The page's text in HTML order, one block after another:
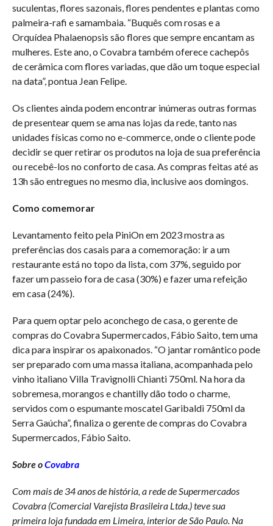
suculentas, flores sazonais, flores pendentes e plantas como
palmeira-rafi e samambaia. “Buquês com rosas e a
Orquídea Phalaenopsis são flores que sempre encantam as
mulheres. Este ano, o Covabra também oferece cachepôs
de cerâmica com flores variadas, que dão um toque especial
na data”, pontua Jean Felipe.
Os clientes ainda podem encontrar inúmeras outras formas
de presentear quem se ama nas lojas da rede, tanto nas
unidades físicas como no e-commerce, onde o cliente pode
decidir se quer retirar os produtos na loja de sua preferência
ou recebê-los no conforto de casa. As compras feitas até as
13h são entregues no mesmo dia, inclusive aos domingos.
Como comemorar
Levantamento feito pela PiniOn em 2023 mostra as
preferências dos casais para a comemoração: ir a um
restaurante está no topo da lista, com 37%, seguido por
fazer um passeio fora de casa (30%) e fazer uma refeição
em casa (24%).
Para quem optar pelo aconchego de casa, o gerente de
compras do Covabra Supermercados, Fábio Saito, tem uma
dica para inspirar os apaixonados. “O jantar romântico pode
ser preparado com uma massa italiana, acompanhada pelo
vinho italiano Villa Travignolli Chianti 750ml. Na hora da
sobremesa, morangos e chantilly dão todo o charme,
servidos com o espumante moscatel Garibaldi 750ml da
Serra Gaúcha”, finaliza o gerente de compras do Covabra
Supermercados, Fábio Saito.
Sobre oCovabra
Com mais de 34 anos de história, a rede de Supermercados
Covabra (Comercial Varejista Brasileira Ltda.) teve sua
primeira loja fundada em Limeira, interior de São Paulo. Na